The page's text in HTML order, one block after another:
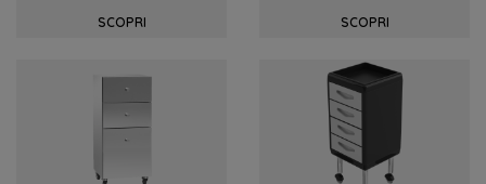
SCOPRI SCOPRI